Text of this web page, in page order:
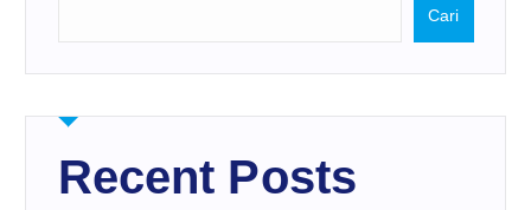
Cari
Recent Posts